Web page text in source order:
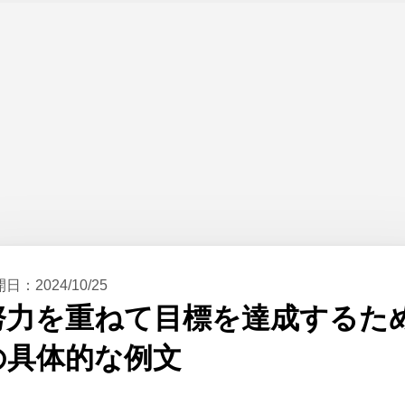
日： 2024/10/25
力を重ねて目標を達成するた
具体的な例文